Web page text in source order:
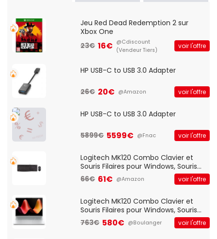
Jeu Red Dead Redemption 2 sur
Xbox One
23€ 16€ @Cdiscount
(Vendeur Tiers)
voir l'offre
HP USB-C to USB 3.0 Adapter
26€ 20€ @Amazon voir l'offre
HP USB-C to USB 3.0 Adapter
5899€ 5599€ @Fnac voir l'offre
Logitech MK120 Combo Clavier et
Souris Filaires pour Windows, Souris
Optique Filaire, Connexion USB Plug
And Play, Confortable, Taille
QWERTY UK - Noir
66€ 61€ @Amazon voir l'offre
Logitech MK120 Combo Clavier et
Souris Filaires pour Windows, Souris
Optique Filaire, Connexion USB Plug
And Play, Confortable, Taille
763€ 580€ @Boulanger voir l'offre